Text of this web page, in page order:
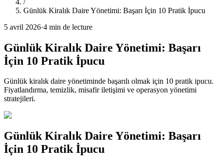
Günlük Kiralık Daire Yönetimi: Başarı İçin 10 Pratik İpucu
5 avril 2026·4 min de lecture
Günlük Kiralık Daire Yönetimi: Başarı
İçin 10 Pratik İpucu
Günlük kiralık daire yönetiminde başarılı olmak için 10 pratik ipucu.
Fiyatlandırma, temizlik, misafir iletişimi ve operasyon yönetimi
stratejileri.
Günlük Kiralık Daire Yönetimi: Başarı
İçin 10 Pratik İpucu